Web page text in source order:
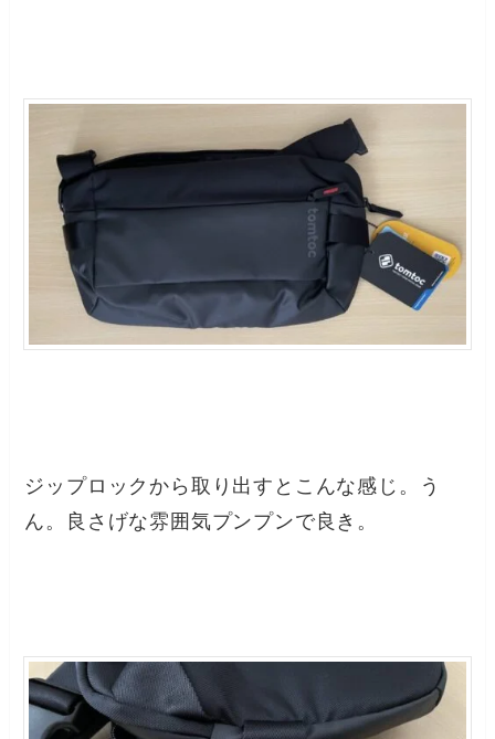
ジップロックから取り出すとこんな感じ。う
ん。良さげな雰囲気プンプンで良き。